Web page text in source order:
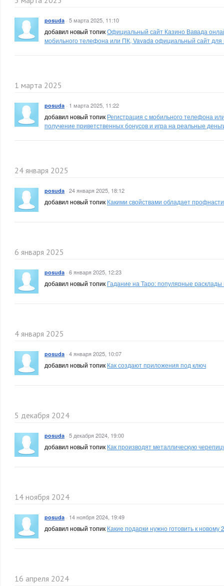
posuda · 5 марта 2025, 11:10
добавил новый топикОфициальный сайт Казино Вавада
мобильного телефона или ПК, Vavada официальный сайт для
1 марта 2025
posuda · 1 марта 2025, 11:22
добавил новый топик Регистрация с мобильного телефона
получение приветственных бонусов и игра на реальные
24 января 2025
posuda · 24 января 2025, 18:12
добавил новый топик Какими свойствами обладает
6 января 2025
posuda · 6 января 2025, 12:23
добавил новый топик Гадание на Таро: популярные расклады
4 января 2025
posuda · 4 января 2025, 10:07
добавил новый топик Как создают приложения под ключ
5 декабря 2024
posuda · 5 декабря 2024, 19:00
добавил новый топик Как производят металлическую
14 ноября 2024
posuda · 14 ноября 2024, 19:49
добавил новый топик Какие подарки нужно готовить к новому
16 апреля 2024